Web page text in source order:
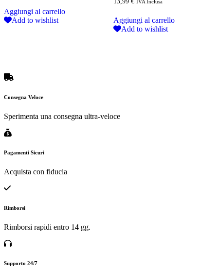
Aggiungi al carrello
Add to wishlist
IVA Inclusa
Aggiungi al carrello
Add to wishlist
Consegna Veloce
Sperimenta una consegna ultra-veloce
Pagamenti Sicuri
Acquista con fiducia
Rimborsi
Rimborsi rapidi entro 14 gg.
Supporto 24/7